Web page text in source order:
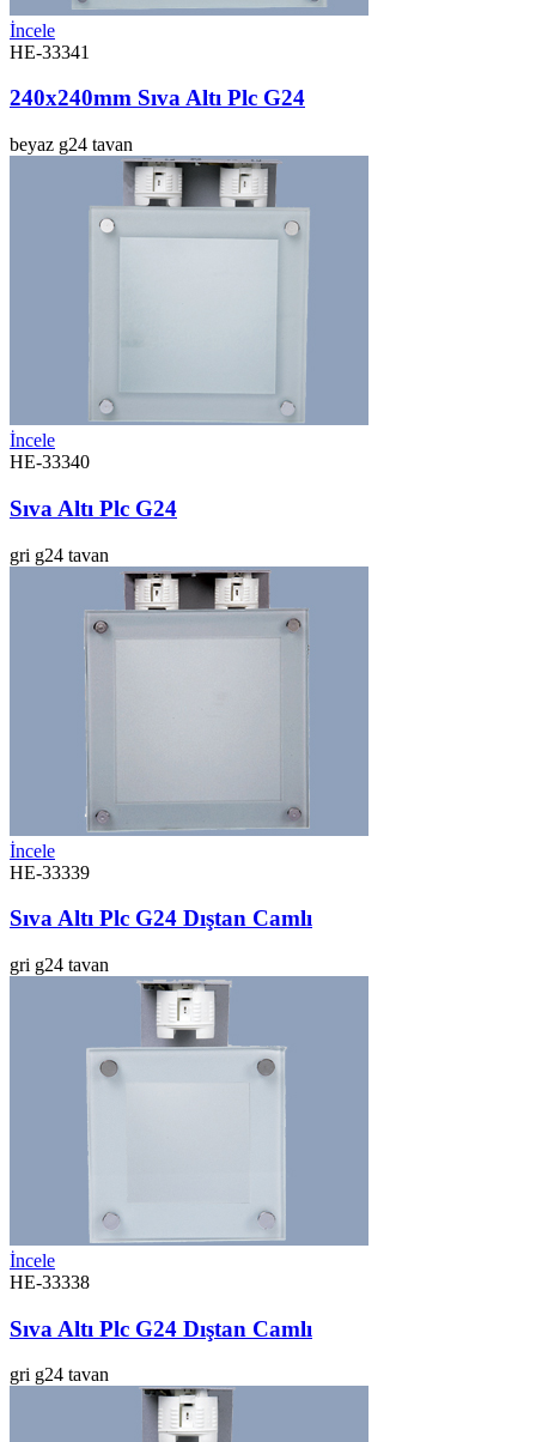
İncele
HE-33341
240x240mm Sıva Altı Plc G24
beyaz g24 tavan
İncele
HE-33340
Sıva Altı Plc G24
gri g24 tavan
İncele
HE-33339
Sıva Altı Plc G24 Dıştan Camlı
gri g24 tavan
İncele
HE-33338
Sıva Altı Plc G24 Dıştan Camlı
gri g24 tavan